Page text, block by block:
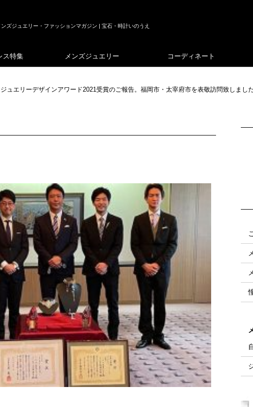
ンズジュエリー・ファッションマガジン | 宝石・時計いのうえ
ス特集 メンズジュエリー コーディネート
ジュエリーデザインアワード2021受賞のご報告。福岡市・太宰府市を表敬訪問致しまし